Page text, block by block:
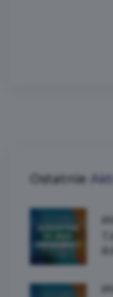
Ostatnie